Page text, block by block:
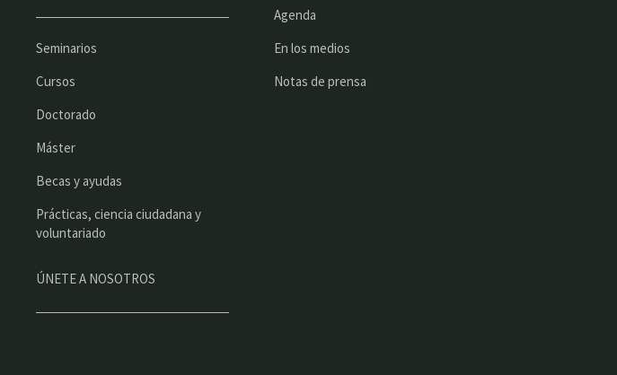
Seminarios
Cursos
Doctorado
Máster
Becas y ayudas
Prácticas, ciencia ciudadana y
voluntariado
ÚNETE A NOSOTROS
Agenda
En los medios
Notas de prensa